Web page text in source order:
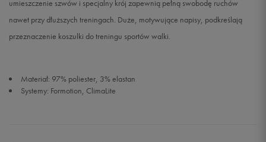
umieszczenie szwów i specjalny krój zapewnią pełną swobodę ruchów
nawet przy dłuższych treningach. Duże, motywujące napisy, podkreślają
przeznaczenie koszulki do treningu sportów walki.
Materiał: 97% poliester, 3% elastan
Systemy: Formotion, ClimaLite